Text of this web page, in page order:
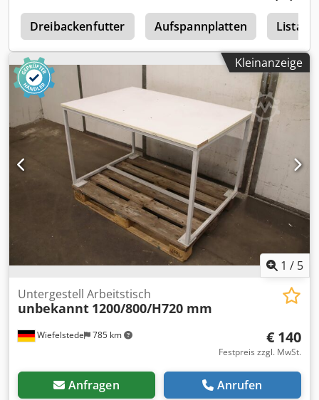
Dreibackenfutter Aufspannplatten Lista
Kleinanzeige
1 / 5
Wiefelstede 785 km
Untergestell Arbeitstisch
unbekannt 1200/800/H720 mm
€ 140
Festpreis zzgl. MwSt.
Anfragen Anrufen